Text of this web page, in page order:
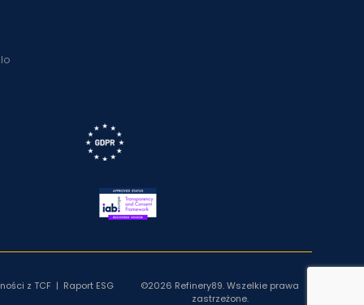
z TCF| Raport ESG
©2026 Refinery89. Wszelkie prawa
zastrzeżone.